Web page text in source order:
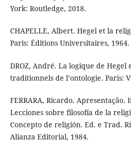
York: Routledge, 2018.
CHAPELLE, Albert. Hegel et la
Paris: Éditions Universitaires, 1964.
DROZ, André. La logique de Hegel
traditionnels de l’ontologie. Paris:
FERRARA, Ricardo. Apresentação.
Lecciones sobre filosofía de la
Concepto de religión. Ed. e Trad.
Alianza Editorial, 1984.